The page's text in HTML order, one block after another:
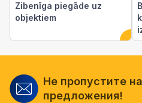
Zibenīga piegāde uz
objektiem
Не пропустите
предложения!